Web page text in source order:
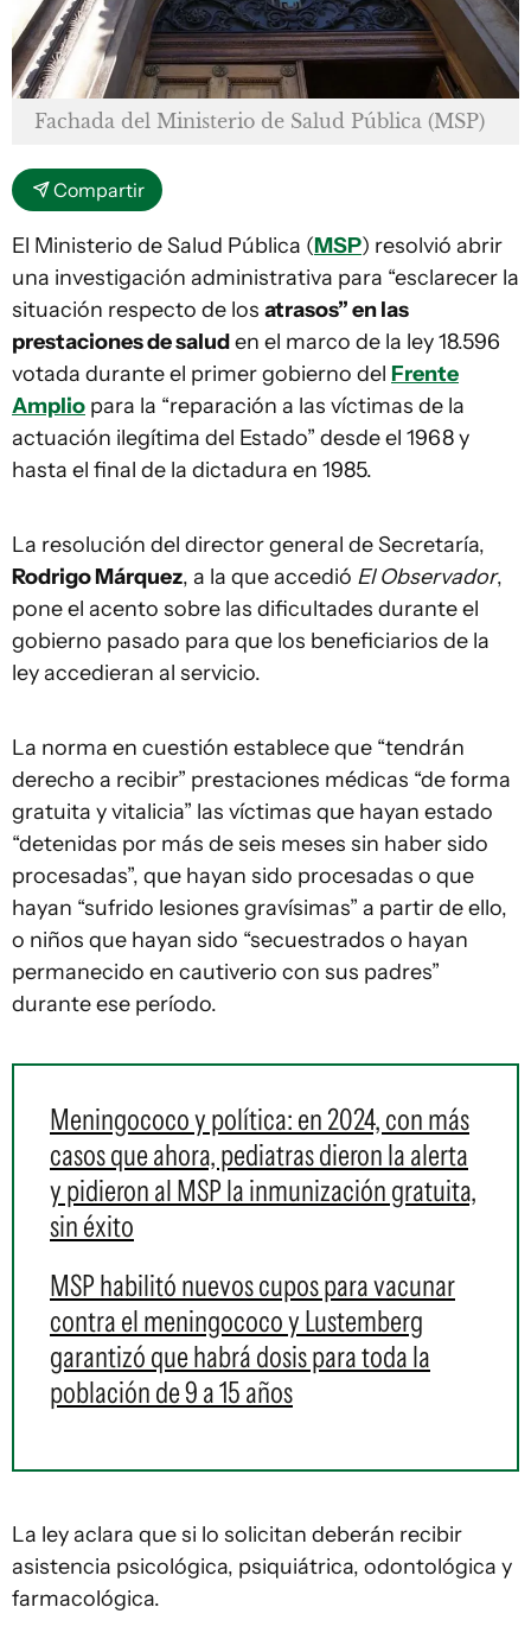
Fachada del Ministerio de Salud Pública (MSP)
Compartir
El Ministerio de Salud Pública (MSP) resolvió abrir
una investigación administrativa para “esclarecer la
situación respecto de los atrasos” en las
prestaciones de saluden el marco de la ley 18.596
votada durante el primer gobierno del Frente
Amplio para la “reparación a las víctimas de la
actuación ilegítima del Estado” desde el 1968 y
hasta el final de la dictadura en 1985.
La resolución del director general de Secretaría,
Rodrigo Márquez, a la que accedió El Observador,
pone el acento sobre las dificultades durante el
gobierno pasado para que los beneficiarios de la
ley accedieran al servicio.
La norma en cuestión establece que “tendrán
derecho a recibir” prestaciones médicas “de forma
gratuita y vitalicia” las víctimas que hayan estado
“detenidas por más de seis meses sin haber sido
procesadas”, que hayan sido procesadas o que
hayan “sufrido lesiones gravísimas” a partir de ello,
o niños que hayan sido “secuestrados o hayan
permanecido en cautiverio con sus padres”
durante ese período.
Meningococo y política: en 2024, con más
casos que ahora, pediatras dieron la alerta
y pidieron al MSP la inmunización gratuita,
sin éxito
MSP habilitó nuevos cupos para vacunar
contra el meningococo y Lustemberg
garantizó que habrá dosis para toda la
población de 9 a 15 años
La ley aclara que si lo solicitan deberán recibir
asistencia psicológica, psiquiátrica, odontológica y
farmacológica.